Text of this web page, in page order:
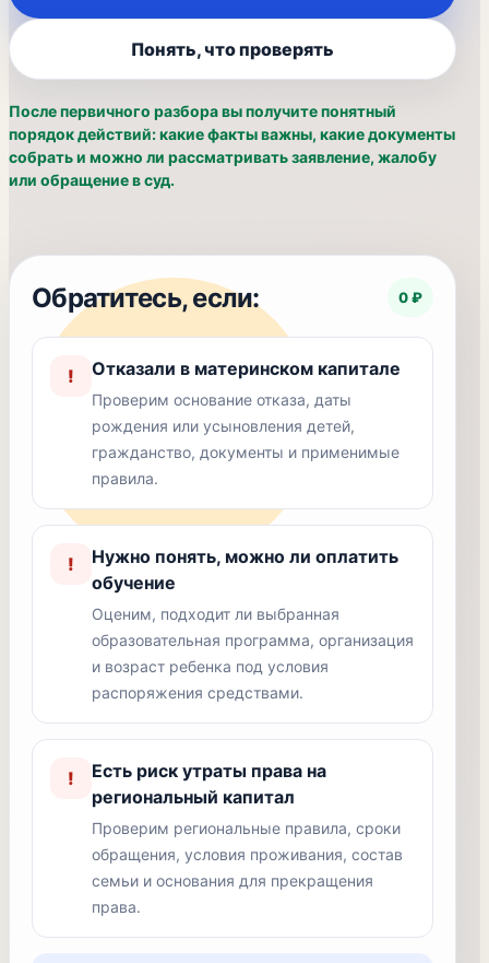
Понять, что проверять
После первичного разбора вы получите понятный
порядок действий: какие факты важны, какие документы
собрать и можно ли рассматривать заявление, жалобу
или обращение в суд.
Обратитесь, если: 0 ₽
! Отказали в материнском капитале
Проверим основание отказа, даты
рождения или усыновления детей,
гражданство, документы и применимые
правила.
!
Нужно понять, можно ли оплатить
обучение
Оценим, подходит ли выбранная
образовательная программа, организация
и возраст ребенка под условия
распоряжения средствами.
!
Есть риск утраты права на
региональный капитал
Проверим региональные правила, сроки
обращения, условия проживания, состав
семьи и основания для прекращения
права.